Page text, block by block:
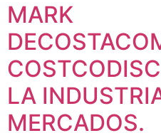
MARK
LA
MERCADOS.